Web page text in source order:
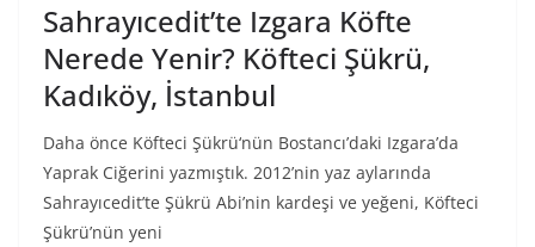
Sahrayıcedit’te Izgara Köfte
Nerede Yenir? Köfteci Şükrü,
Kadıköy, İstanbul
Daha önce Köfteci Şükrü‘nün Bostancı’daki Izgara’da
Yaprak Ciğerini yazmıştık. 2012’nin yaz aylarında
Sahrayıcedit’te Şükrü Abi’nin kardeşi ve yeğeni, Köfteci
Şükrü’nün yeni